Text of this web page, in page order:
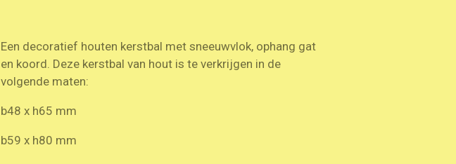
Een decoratief houten kerstbal met sneeuwvlok, ophang gat
en koord. Deze kerstbal van hout is te verkrijgen in de
volgende maten:
b48 x h65 mm
b59 x h80 mm